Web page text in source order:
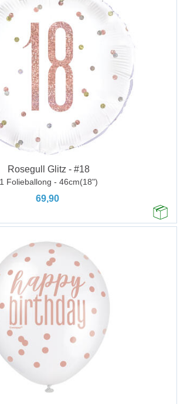
Rosegull Glitz - #18
1 Folieballong - 46cm(18")
69,90